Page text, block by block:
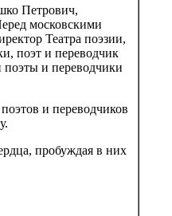
Петрович,
московскими
Театра поэзии,
поэт и переводчик
поэты и переводчики
и переводчиков
пробуждая в них